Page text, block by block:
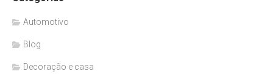
Automotivo
Blog
Decoração e casa